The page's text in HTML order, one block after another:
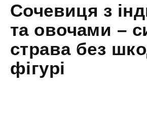
Сочевиця з
та овочами –
страва без
фігурі